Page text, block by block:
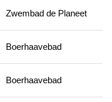
Zwembad de Planeet
Boerhaavebad
Boerhaavebad